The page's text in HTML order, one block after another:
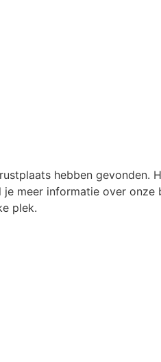
hebben gevonden.
meer informatie over onze
plek.